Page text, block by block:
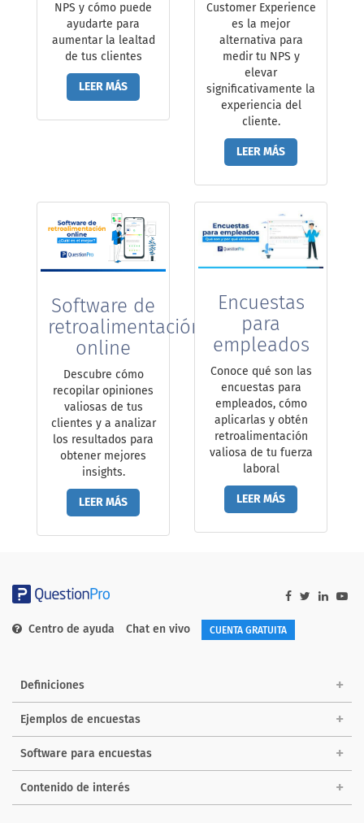
NPS y cómo puede
ayudarte para
aumentar la lealtad
de tus clientes
LEER MÁS
Customer Experience
es la mejor
alternativa para
medir tu NPS y
elevar
significativamente la
experiencia del
cliente.
LEER MÁS
Software de
retroalimentación
online
Descubre cómo
recopilar opiniones
valiosas de tus
clientes y a analizar
los resultados para
obtener mejores
insights.
LEER MÁS
Encuestas
para
empleados
Conoce qué son las
encuestas para
empleados, cómo
aplicarlas y obtén
retroalimentación
valiosa de tu fuerza
laboral
LEER MÁS
Centro de ayuda Chat en vivo CUENTA GRATUITA
Definiciones
Ejemplos de encuestas
Software para encuestas
Contenido de interés